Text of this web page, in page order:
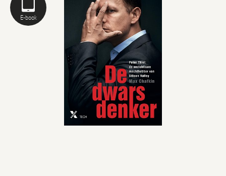
E-book